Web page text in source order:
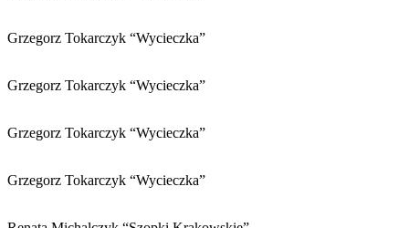
Grzegorz Tokarczyk “Wycieczka”
Grzegorz Tokarczyk “Wycieczka”
Grzegorz Tokarczyk “Wycieczka”
Grzegorz Tokarczyk “Wycieczka”